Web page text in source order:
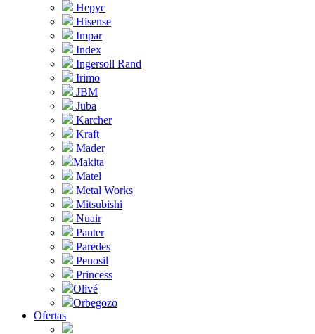
Hepyc
Hisense
Impar
Index
Ingersoll Rand
Irimo
JBM
Juba
Karcher
Kraft
Mader
Makita
Matel
Metal Works
Mitsubishi
Nuair
Panter
Paredes
Penosil
Princess
Olivé
Orbegozo
Ofertas